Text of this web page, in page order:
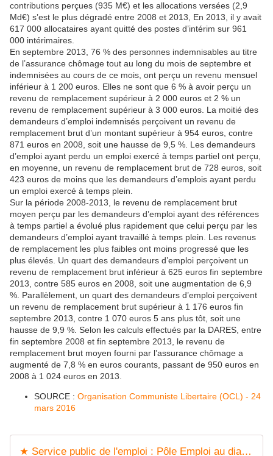
contributions perçues (935 M€) et les allocations versées (2,9
Md€) s’est le plus dégradé entre 2008 et 2013, En 2013, il y avait
617 000 allocataires ayant quitté des postes d’intérim sur 961
000 intérimaires.
En septembre 2013, 76 % des personnes indemnisables au titre
de l’assurance chômage tout au long du mois de septembre et
indemnisées au cours de ce mois, ont perçu un revenu mensuel
inférieur à 1 200 euros. Elles ne sont que 6 % à avoir perçu un
revenu de remplacement supérieur à 2 000 euros et 2 % un
revenu de remplacement supérieur à 3 000 euros. La moitié des
demandeurs d’emploi indemnisés perçoivent un revenu de
remplacement brut d’un montant supérieur à 954 euros, contre
871 euros en 2008, soit une hausse de 9,5 %. Les demandeurs
d’emploi ayant perdu un emploi exercé à temps partiel ont perçu,
en moyenne, un revenu de remplacement brut de 728 euros, soit
423 euros de moins que les demandeurs d’emplois ayant perdu
un emploi exercé à temps plein.
Sur la période 2008-2013, le revenu de remplacement brut
moyen perçu par les demandeurs d’emploi ayant des références
à temps partiel a évolué plus rapidement que celui perçu par les
demandeurs d’emploi ayant travaillé à temps plein. Les revenus
de remplacement les plus faibles ont moins progressé que les
plus élevés. Un quart des demandeurs d’emploi perçoivent un
revenu de remplacement brut inférieur à 625 euros fin septembre
2013, contre 585 euros en 2008, soit une augmentation de 6,9
%. Parallèlement, un quart des demandeurs d’emploi perçoivent
un revenu de remplacement brut supérieur à 1 176 euros fin
septembre 2013, contre 1 070 euros 5 ans plus tôt, soit une
hausse de 9,9 %. Selon les calculs effectués par la DARES, entre
fin septembre 2008 et fin septembre 2013, le revenu de
remplacement brut moyen fourni par l’assurance chômage a
augmenté de 7,8 % en euros courants, passant de 950 euros en
2008 à 1 024 euros en 2013.
SOURCE : Organisation Communiste Libertaire (OCL) - 24
mars 2016
★ Service public de l'emploi : Pôle Emploi au diapason des patrons - Socialisme libertaire